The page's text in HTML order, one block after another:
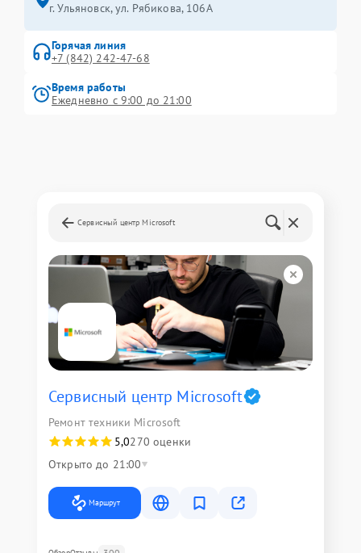
г. Ульяновск, ул. Рябикова, 106А
Горячая линия
+7 (842) 242-47-68
Время работы
Ежедневно с 9:00 до 21:00
Сервисный центр Microsoft
Сервисный центр Microsoft
Ремонт техники Microsoft
5,0270 оценки
Открыто до 21:00
Маршрут